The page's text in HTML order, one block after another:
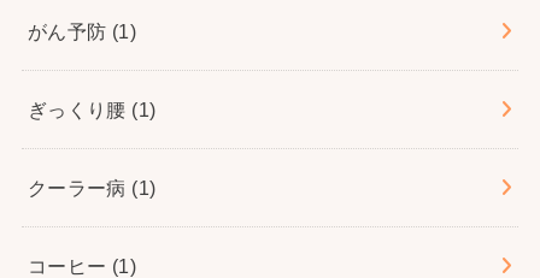
がん予防 (1)
ぎっくり腰 (1)
クーラー病 (1)
コーヒー (1)